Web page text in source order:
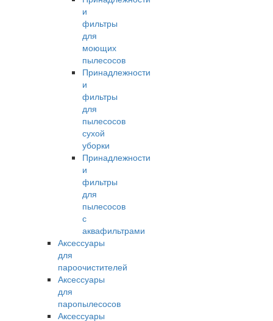
и
фильтры
для
моющих
пылесосов
Принадлежности
и
фильтры
для
пылесосов
сухой
уборки
Принадлежности
и
фильтры
для
пылесосов
с
аквафильтрами
Аксессуары
для
пароочистителей
Аксессуары
для
паропылесосов
Аксессуары